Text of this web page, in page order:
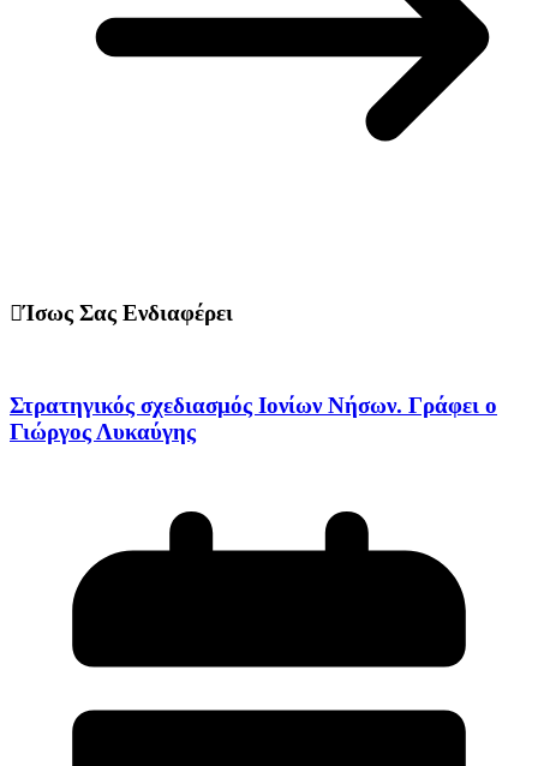
Ίσως Σας Ενδιαφέρει
Στρατηγικός σχεδιασμός Ιονίων Νήσων. Γράφει ο
Γιώργος Λυκαύγης